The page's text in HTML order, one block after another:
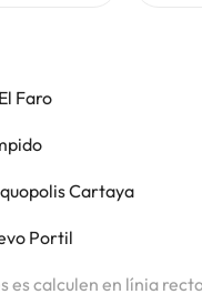
Faro
Cartaya
Portil
es calculen en línia